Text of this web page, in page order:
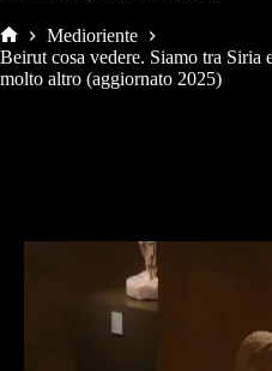
Home
Medioriente
Beirut cosa vedere. Siamo tra Siria
molto altro (aggiornato 2025)